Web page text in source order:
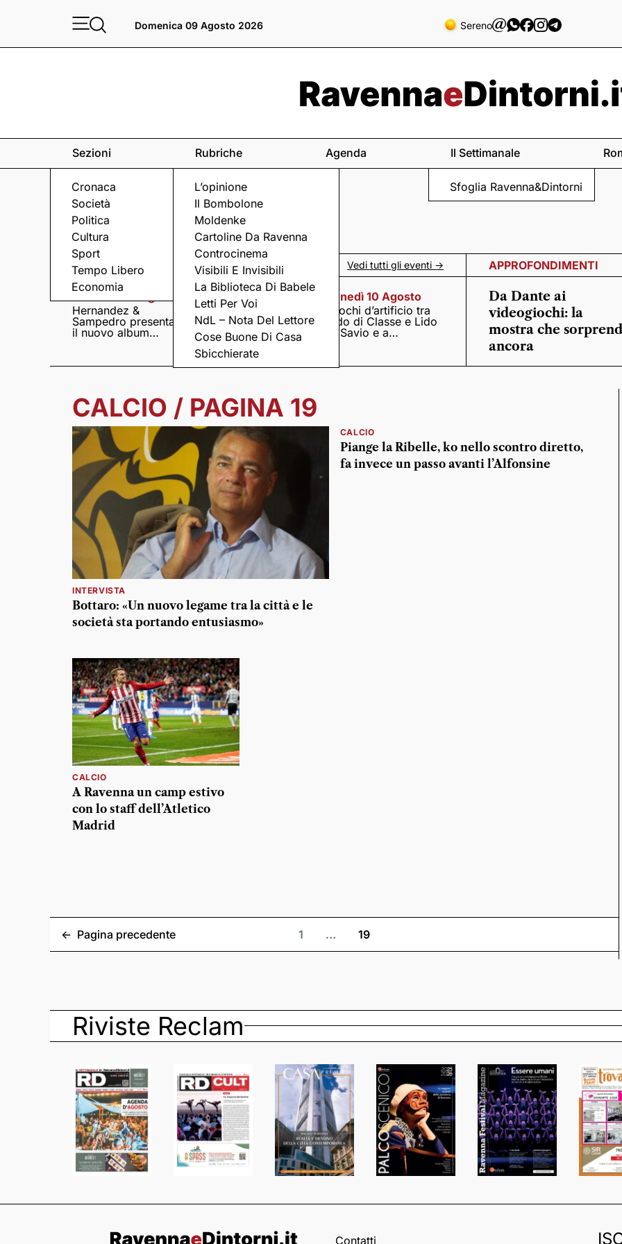
Domenica 09 Agosto 2026 Sereno
Sezioni
Cronaca
Società
Politica
Cultura
Sport
Tempo Libero
Economia
Rubriche
L’opinione
Il Bombolone
Moldenke
Cartoline Da Ravenna
Controcinema
Visibili E Invisibili
La Biblioteca Di Babele
Letti Per Voi
NdL – Nota Del Lettore
Cose Buone Di Casa
Sbicchierate
Agenda Il Settimanale
Sfoglia Ravenna&Dintorni
Eventi a Ravenna e dintorni Vedi tutti gli eventi ->
Hernandez &
Sampedro presentano
il nuovo album
Domenica 9 Agosto
Arriva Omini, la band
di X-Factor
Lunedì 10 Agosto
Fuochi d’artificio tra
Lido di Classe e Lido
di Savio e a
APPROFONDIMENTI
Da Dante ai
videogiochi: la
mostra che
ancora
CALCIO / PAGINA 19
INTERVISTA
Bottaro: «Un nuovo legame tra la città e le
società sta portando entusiasmo»
CALCIO
Piange la Ribelle, ko nello scontro diretto,
fa invece un passo avanti l’Alfonsine
CALCIO
A Ravenna un camp estivo
con lo staff dell’Atletico
Madrid
<- Pagina precedente 1 … 19
Riviste Reclam
Contatti